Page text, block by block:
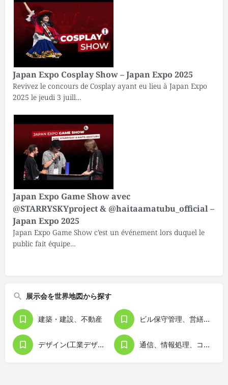
Japan Expo Cosplay Show – Japan Expo 2025
Revivez le concours de Cosplay ayant eu lieu à Japan Expo
2025 le jeudi 3 juill…
Japan Expo Game Show avec
@STARRYSKYproject & @haitaamatubu_official –
Japan Expo 2025
Japan Expo Game Show c’est un événement lors duquel le
public fait équipe…
展示会を世界地図から探す
建築・建設、不動産 ビル保守管理、営繕、清掃
デザイン(工業デザイン） 通信、情報処理、コンピュータ